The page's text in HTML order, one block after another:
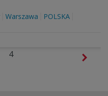
Warszawa
POLSKA
4